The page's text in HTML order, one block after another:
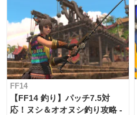
FF14
【FF14 釣り】パッチ7.5対
応！ヌシ＆オオヌシ釣り攻略 -